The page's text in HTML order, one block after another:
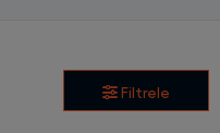
Filtrele